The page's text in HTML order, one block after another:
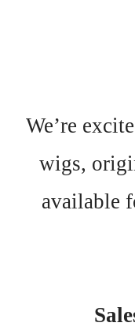
We’re
wigs,
available